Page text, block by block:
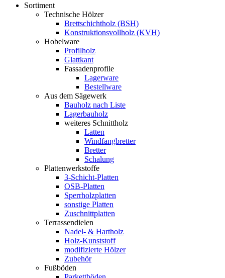
Sortiment
Technische Hölzer
Brettschichtholz (BSH)
Konstruktionsvollholz (KVH)
Hobelware
Profilholz
Glattkant
Fassadenprofile
Lagerware
Bestellware
Aus dem Sägewerk
Bauholz nach Liste
Lagerbauholz
weiteres Schnittholz
Latten
Windfangbretter
Bretter
Schalung
Plattenwerkstoffe
3-Schicht-Platten
OSB-Platten
Sperrholzplatten
sonstige Platten
Zuschnittplatten
Terrassendielen
Nadel- & Hartholz
Holz-Kunststoff
modifizierte Hölzer
Zubehör
Fußböden